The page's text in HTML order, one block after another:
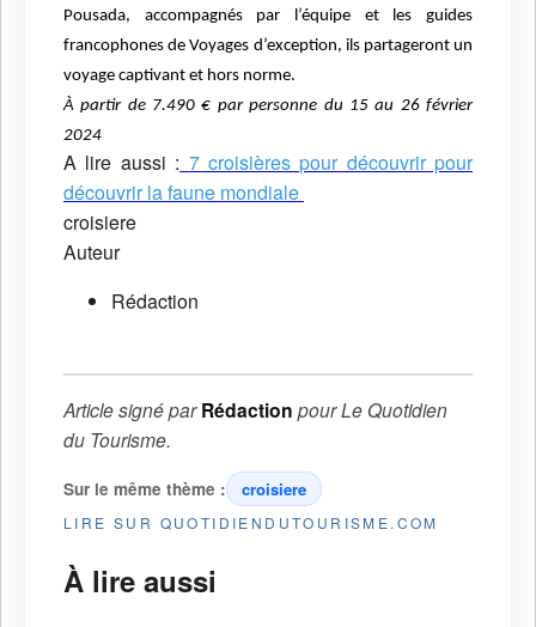
Pousada, accompagnés par l’équipe et les guides
francophones de Voyages d’exception, ils partageront un
voyage captivant et hors norme.
À partir de 7.490 € par personne du 15 au 26 février
2024
A lire aussi : 7 croisières pour découvrir pour
découvrir la faune mondiale
croisiere
Auteur
Rédaction
Article signé parRédaction pourLe Quotidien
du Tourisme.
Sur le même thème : croisiere
LIRE SUR QUOTIDIENDUTOURISME.COM
À lire aussi